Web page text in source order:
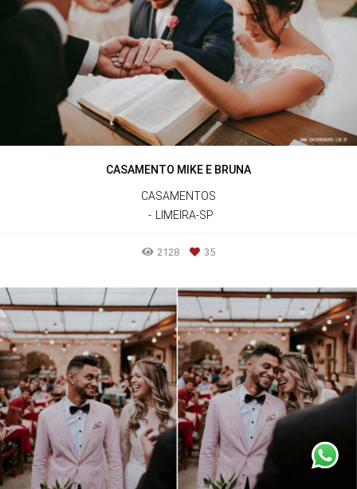
CASAMENTO MIKE E BRUNA
CASAMENTOS
LIMEIRA-SP
2128 35